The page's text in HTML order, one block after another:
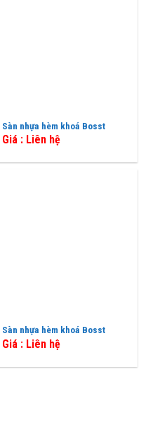
Sàn nhựa hèm khoá Bosst
Giá : Liên hệ
Sàn nhựa hèm khoá Bosst
Giá : Liên hệ